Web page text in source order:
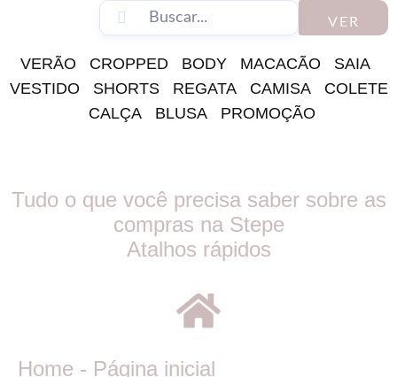
VER
VERÃO CROPPED BODY MACACÃO
SAIA
VESTIDO
SHORTS REGATA CAMISA
COLETE
CALÇA
BLUSA PROMOÇÃO
Tudo o que você precisa saber sobre as
compras na Stepe
Atalhos rápidos
Home - Página inicial